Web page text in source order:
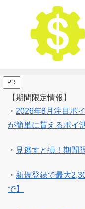
PR
【期間限定情報】
・ 2026年8月注目ポ
が簡単に貰えるポイ
・ 見逃すと損！期間
・ 新規登録で最大
で】